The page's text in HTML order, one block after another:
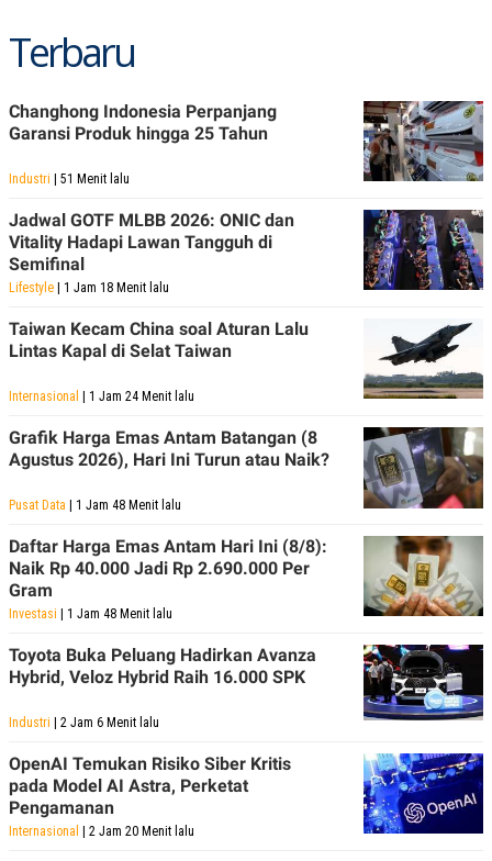
Terbaru
Changhong Indonesia Perpanjang
Garansi Produk hingga 25 Tahun
Industri | 51 Menit lalu
Jadwal GOTF MLBB 2026: ONIC dan
Vitality Hadapi Lawan Tangguh di
Semifinal
Lifestyle | 1 Jam 18 Menit lalu
Taiwan Kecam China soal Aturan Lalu
Lintas Kapal di Selat Taiwan
Internasional | 1 Jam 24 Menit lalu
Grafik Harga Emas Antam Batangan (8
Agustus 2026), Hari Ini Turun atau Naik?
Pusat Data | 1 Jam 48 Menit lalu
Daftar Harga Emas Antam Hari Ini (8/8):
Naik Rp 40.000 Jadi Rp 2.690.000 Per
Gram
Investasi | 1 Jam 48 Menit lalu
Toyota Buka Peluang Hadirkan Avanza
Hybrid, Veloz Hybrid Raih 16.000 SPK
Industri | 2 Jam 6 Menit lalu
OpenAI Temukan Risiko Siber Kritis
pada Model AI Astra, Perketat
Pengamanan
Internasional | 2 Jam 20 Menit lalu